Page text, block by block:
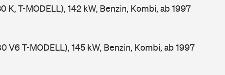
K, T-MODELL), 142 kW, Benzin, Kombi, ab 1997
V6 T-MODELL), 145 kW, Benzin, Kombi, ab 1997